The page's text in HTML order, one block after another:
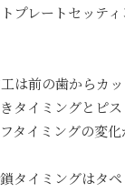
プレートセッテ
は前の歯からカ
タイミングとピ
タイミングの変
タイミングはタ